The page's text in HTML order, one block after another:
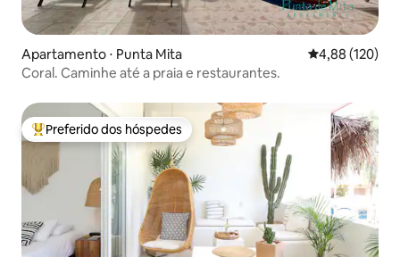
Apartamento ⋅ Punta Mita 4,88 de uma
4,88 (120)
Coral. Caminhe até a praia e restaurantes.
Entre os melhores preferidos dos hóspedes
Preferido dos hóspedes